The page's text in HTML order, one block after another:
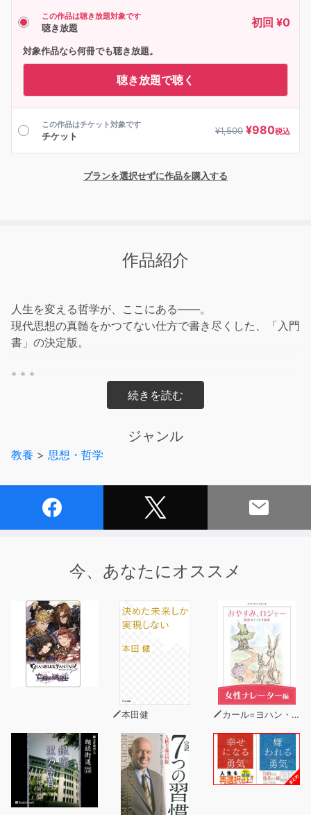
この作品は聴き放題対象です
聴き放題 初回 ¥0
対象作品なら何冊でも聴き放題。
聴き放題で聴く
この作品はチケット対象です
チケット ¥1,500 ¥980税込
プランを選択せずに作品を購入する
作品紹介
人生を変える哲学が、ここにある――。
現代思想の真髄をかつてない仕方で書き尽くした、「入門
書」の決定版。
* * *
デリダ、ドゥルーズ、フーコー、ラカン、メイヤスー……
「現代思想」のパースペクティブ
□秩序の強化を警戒し、逸脱する人間の多様性を泳がせて
と捉えない
□人間は過剰なエネルギーの解放と有限化の二重のドラマ
を生きている
□無限の反省から抜け出し、個別の問題に有限に取り組む
□大きな謎に悩むよりも、人生の世俗的な深さを生きる
「現代思想は、秩序を強化する動きへの警戒心を持ち、秩
今、人生の多様性を守るために必要だと思うのです。」
――「はじめに 今なぜ現代思想か」より
* * *
ジャンル
教養 > 思想・哲学
今、あなたにオススメ
本田健 カール=ヨハン・エリーン